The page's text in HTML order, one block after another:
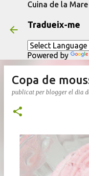
Cuina de la Mare
Tradueix-me
Powered by
Copa de
publicat per blogger el dia